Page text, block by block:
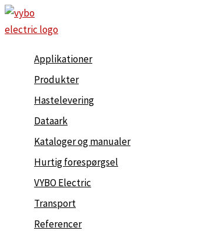
Gå
til
Applikationer
Produkter
Hastelevering
Dataark
Kataloger og manualer
Hurtig forespørgsel
VYBO Electric
Transport
Referencer